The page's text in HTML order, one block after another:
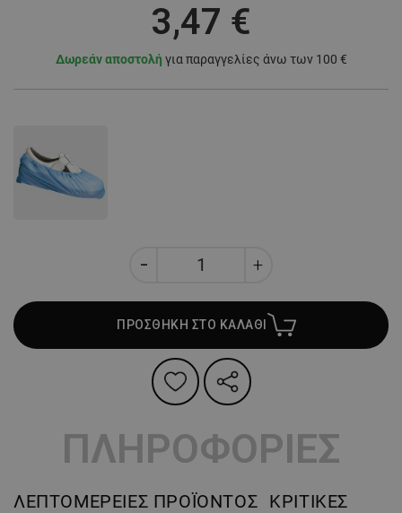
3,47 €
Δωρεάν αποστολή για παραγγελίες άνω των 100 €
ΠΡΟΣΘΗΚΗ ΣΤΟ ΚΑΛΑΘΙ
ΠΛΗΡΟΦΟΡΙΕΣ
ΛΕΠΤΟΜΈΡΕΙΕΣ ΠΡΟΪΌΝΤΟΣ ΚΡΙΤΙΚΈΣ